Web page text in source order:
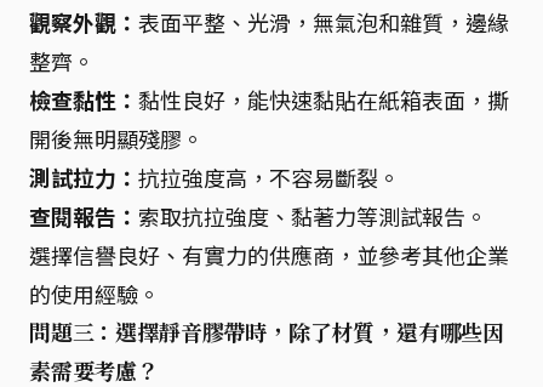
觀察外觀： 表面平整、光滑，無氣泡和雜質，邊緣
整齊。
檢查黏性： 黏性良好，能快速黏貼在紙箱表面，撕
開後無明顯殘膠。
測試拉力： 抗拉強度高，不容易斷裂。
查閱報告： 索取抗拉強度、黏著力等測試報告。
選擇信譽良好、有實力的供應商，並參考其他企業
的使用經驗。
問題三：選擇靜音膠帶時，除了材質，還有哪些因
素需要考慮？